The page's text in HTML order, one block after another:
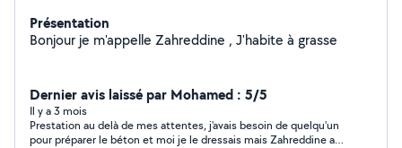
Présentation
Bonjour je m'appelle Zahreddine , J'habite à grasse
Dernier avis laissé par Mohamed : 5/5
Il y a 3 mois
Prestation au delà de mes attentes, j'avais besoin de quelqu'un
pour préparer le béton et moi je le dressais mais Zahreddine a